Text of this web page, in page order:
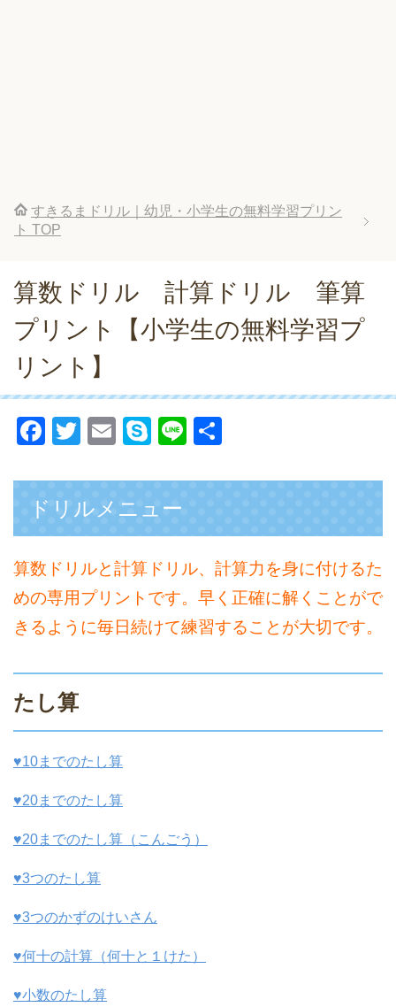
すきるまドリル｜幼児・小学生の無料学習プリン
ト TOP
算数ドリル 計算ドリル 筆算
プリント【小学生の無料学習プ
リント】
F
c
e
b
o
o
k
T
tt
er
E
ail
S
p
e
Li
e
ドリルメニュー
算数ドリルと計算ドリル、計算力を身に付けるた
めの専用プリントです。早く正確に解くことがで
きるように毎日続けて練習することが大切です。
たし算
♥10までのたし算
♥20までのたし算
♥20までのたし算（こんごう）
♥3つのたし算
♥3つのかずのけいさん
♥何十の計算（何十と１けた）
♥小数のたし算